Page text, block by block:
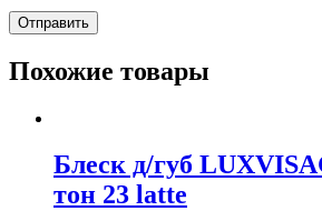
Похожие товары
Блеск д/губ
тон 23 latte